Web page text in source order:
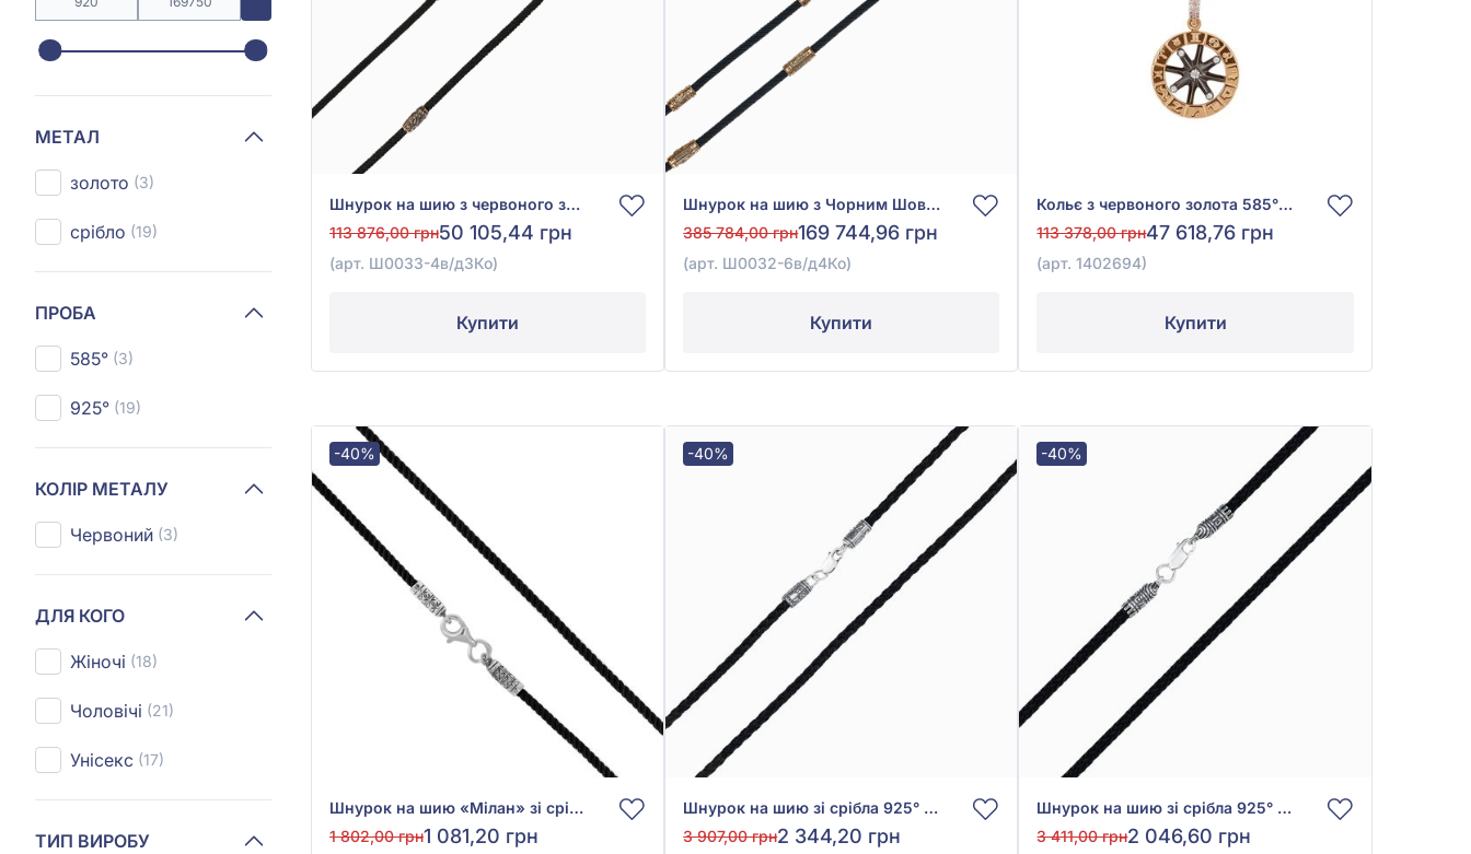
МЕТАЛ
золото (3)
срібло (19)
ПРОБА
585° (3)
925° (19)
КОЛІР МЕТАЛУ
Червоний (3)
ДЛЯ КОГО
Жіночі (18)
Чоловічі (21)
Унісекс (17)
ТИП ВИРОБУ
Шнурок на шию з червоного золота 585° з Чорним Шовком, арт. Ш0033-4в/д3Ко
113 876,00 грн50 105,44 грн
(арт. Ш0033-4в/д3Ко)
Купити
Шнурок на шию з Чорним Шовком із червоного золота 585°, арт. Ш0032-6в/д4Ко
385 784,00 грн169 744,96 грн
(арт. Ш0032-6в/д4Ко)
Купити
Кольє з червоного золота 585° з фіанітом/куб.цирконієм, арт. 1402694
113 378,00 грн47 618,76 грн
(арт. 1402694)
Купити
-40%
Шнурок на шию «Мілан» зі срібла 925° з Чорним Текстилем, арт. 6010/2
1 802,00 грн1 081,20 грн
-40%
Шнурок на шию зі срібла 925° з чорним шовком, арт. 8029
3 907,00 грн2 344,20 грн
-40%
Шнурок на шию зі срібла 925° з чорним шовком, арт. 8014.1
3 411,00 грн2 046,60 грн